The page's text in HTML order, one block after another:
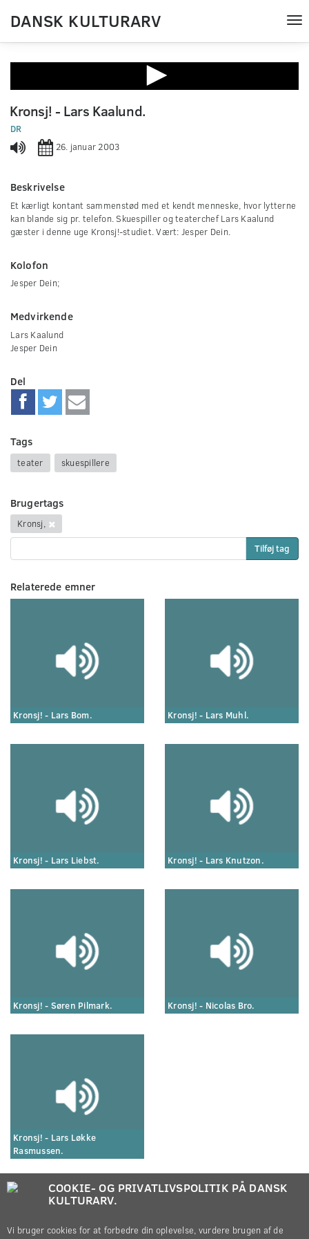
DANSK KULTURARV
seconds
of
0
seconds
Kronsj! - Lars Kaalund.
DR
26. januar 2003
Beskrivelse
Et kærligt kontant sammenstød med et kendt menneske, hvor lytterne
kan blande sig pr. telefon. Skuespiller og teaterchef Lars Kaalund
gæster i denne uge Kronsj!-studiet. Vært: Jesper Dein.
Kolofon
Jesper Dein;
Medvirkende
Lars Kaalund
Jesper Dein
Del
Tags
teater skuespillere
Brugertags
Kronsj,
Tilføj tag
Relaterede emner
Kronsj! - Lars Bom. Kronsj! - Lars Muhl.
Kronsj! - Lars Liebst. Kronsj! - Lars Knutzon.
Kronsj! - Søren Pilmark. Kronsj! - Nicolas Bro.
Kronsj! - Lars Løkke
Rasmussen.
COOKIE- OG PRIVATLIVSPOLITIK PÅ DANSK
KULTURARV.
Vi bruger cookies for at forbedre din oplevelse, vurdere brugen af de